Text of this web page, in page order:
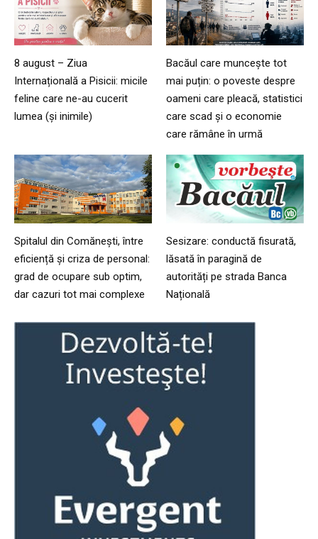
8 august – Ziua
Internațională a Pisicii: micile
feline care ne-au cucerit
lumea (și inimile)
Bacăul care muncește tot
mai puțin: o poveste despre
oameni care pleacă, statistici
care scad și o economie
care rămâne în urmă
Spitalul din Comănești, între
eficiență și criza de personal:
grad de ocupare sub optim,
dar cazuri tot mai complexe
Sesizare: conductă fisurată,
lăsată în paragină de
autorități pe strada Banca
Națională